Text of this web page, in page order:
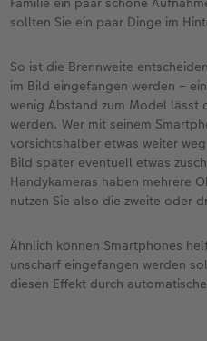
sollten Sie ein paar Dinge im
So ist die Brennweite
im Bild eingefangen werden –
wenig Abstand zum Model lässt
werden. Wer mit seinem
vorsichtshalber etwas weiter
Bild später eventuell etwas
Handykameras haben mehrere
nutzen Sie also die zweite oder
Ähnlich können Smartphones
unscharf eingefangen werden
diesen Effekt durch